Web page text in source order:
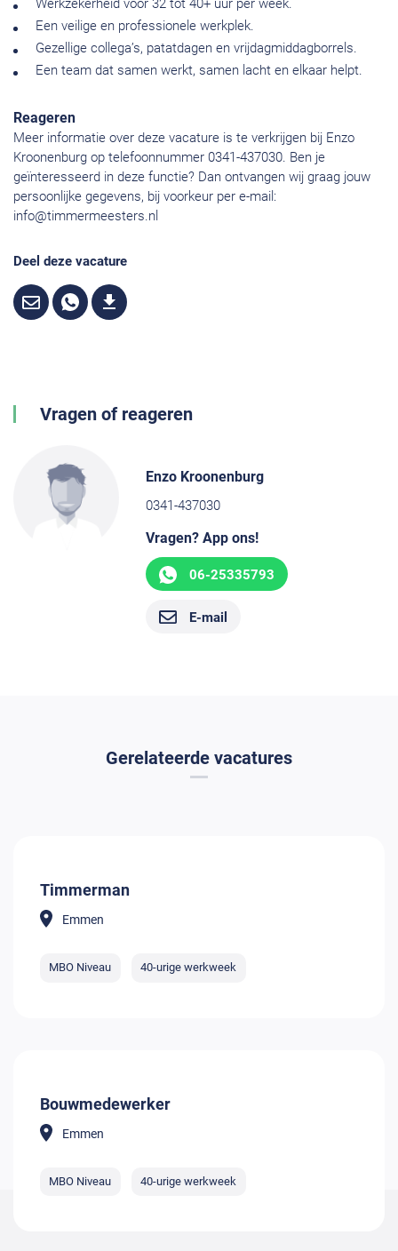
Werkzekerheid voor 32 tot 40+ uur per week.
Een veilige en professionele werkplek.
Gezellige collega’s, patatdagen en vrijdagmiddagborrels.
Een team dat samen werkt, samen lacht en elkaar helpt.
Reageren
Meer informatie over deze vacature is te verkrijgen bij Enzo
Kroonenburg op telefoonnummer 0341-437030. Ben je
geïnteresseerd in deze functie? Dan ontvangen wij graag jouw
persoonlijke gegevens, bij voorkeur per e-mail:
info@timmermeesters.nl
Deel deze vacature
Vragen of reageren
Enzo Kroonenburg
0341-437030
Vragen? App ons!
06-25335793
E-mail
Gerelateerde vacatures
Timmerman
Emmen
MBO Niveau 40-urige werkweek
Bouwmedewerker
Emmen
MBO Niveau 40-urige werkweek